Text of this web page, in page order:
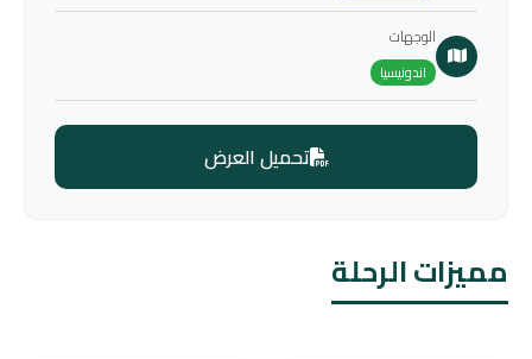
مميزات الرحلة
الوجهات
اندونيسيا
تحميل العرض